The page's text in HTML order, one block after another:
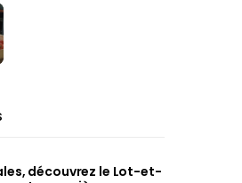
découvrez le Lot-et-